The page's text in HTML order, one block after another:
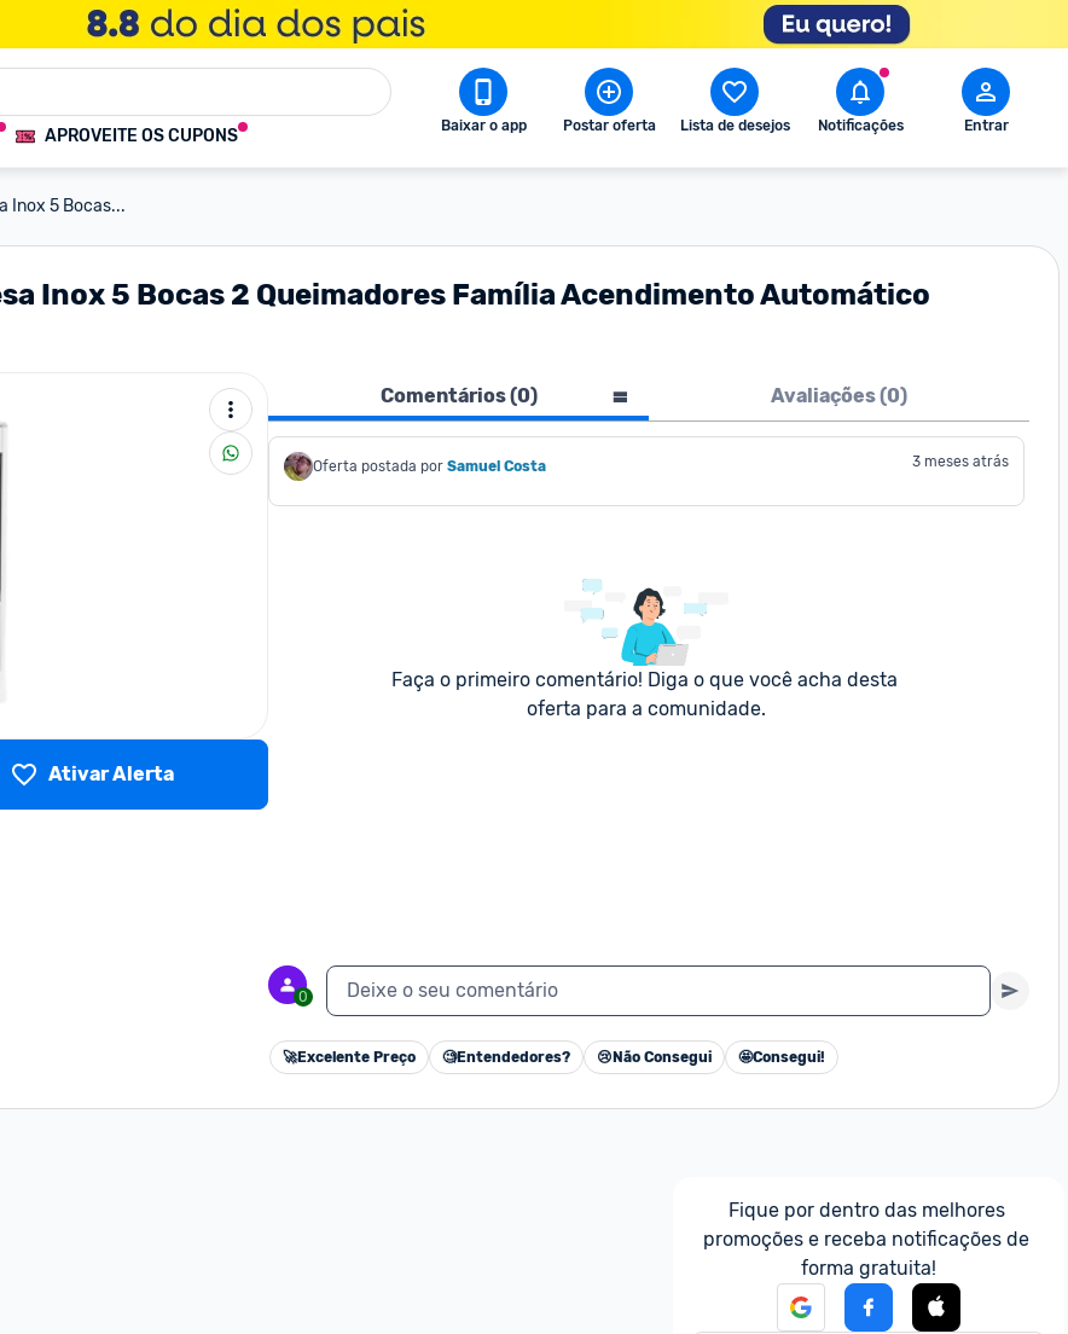
APROVEITE OS CUPONS Baixar o app Postar oferta Lista de desejos Notificações Entrar
Inox 5 Bocas...
Inox 5 Bocas 2 Queimadores Família Acendimento Automático
Ativar Alerta
Comentários (0) Avaliações (0)
Oferta postada por Samuel Costa 3 meses atrás
Faça o primeiro comentário! Diga o que você acha desta
oferta para a comunidade.
0 Deixe o seu comentário
🚀Excelente Preço 🧐Entendedores? 😢 Não Consegui 🤩Consegui!
Fique por dentro das melhores
promoções e receba notificações de
forma gratuita!